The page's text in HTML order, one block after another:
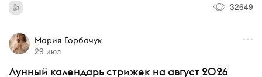
32649
Мария Горбачук
29 июл
Лунный календарь стрижек на август 2026